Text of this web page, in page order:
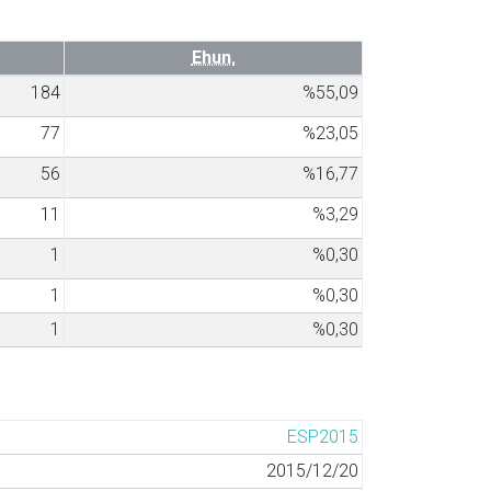
Ehun.
184
%55,09
77
%23,05
56
%16,77
11
%3,29
1
%0,30
1
%0,30
1 %0,30
ESP2015
2015/12/20